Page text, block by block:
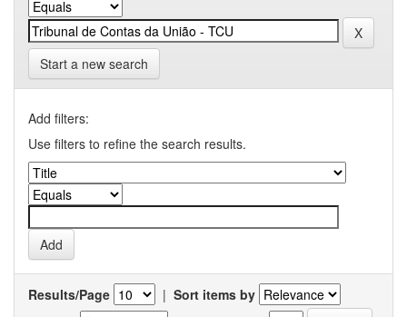
Start a new search
Add filters:
Use filters to refine the search results.
Results/Page | Sort items by